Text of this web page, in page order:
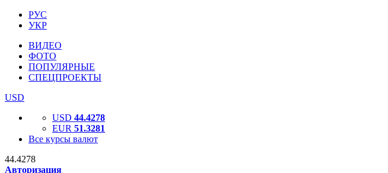
РУС
УКР
ВИДЕО
ФОТО
ПОПУЛЯРНЫЕ
СПЕЦПРОЕКТЫ
USD
USD 44.4278
EUR 51.3281
Все курсы валют
44.4278
Авторизация